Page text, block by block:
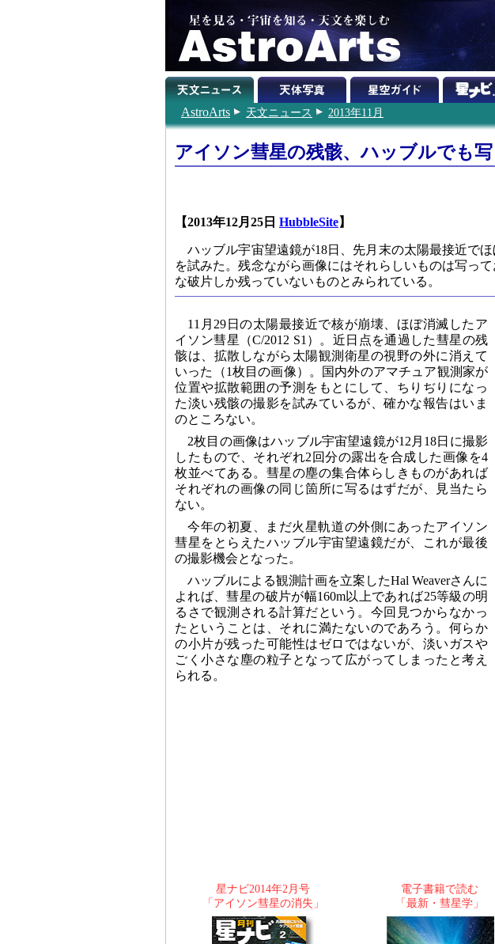
AstroArts 天文ニュース 2013年11月
アイソン彗星の残骸、ハッブルでも
【2013年12月25日 HubbleSite】
ハッブル宇宙望遠鏡が18日、先月末の太陽最接近で
を試みた。残念ながら画像にはそれらしいものは写っ
な破片しか残っていないものとみられている。
11月29日の太陽最接近で核が崩壊、ほぼ消滅したア
イソン彗星（C/2012 S1）。近日点を通過した彗星の残
骸は、拡散しながら太陽観測衛星の視野の外に消えて
いった（1枚目の画像）。国内外のアマチュア観測家が
位置や拡散範囲の予測をもとにして、ちりぢりになっ
た淡い残骸の撮影を試みているが、確かな報告はいま
のところない。
2枚目の画像はハッブル宇宙望遠鏡が12月18日に撮影
したもので、それぞれ2回分の露出を合成した画像を4
枚並べてある。彗星の塵の集合体らしきものがあれば
それぞれの画像の同じ箇所に写るはずだが、見当たら
ない。
今年の初夏、まだ火星軌道の外側にあったアイソン
彗星をとらえたハッブル宇宙望遠鏡だが、これが最後
の撮影機会となった。
ハッブルによる観測計画を立案したHal Weaverさんに
よれば、彗星の破片が幅160m以上であれば25等級の明
るさで観測される計算だという。今回見つからなかっ
たということは、それに満たないのであろう。何らか
の小片が残った可能性はゼロではないが、淡いガスや
ごく小さな塵の粒子となって広がってしまったと考え
られる。
星ナビ2014年2月号
「アイソン彗星の消失」
電子書籍で読む
「最新・彗星学」